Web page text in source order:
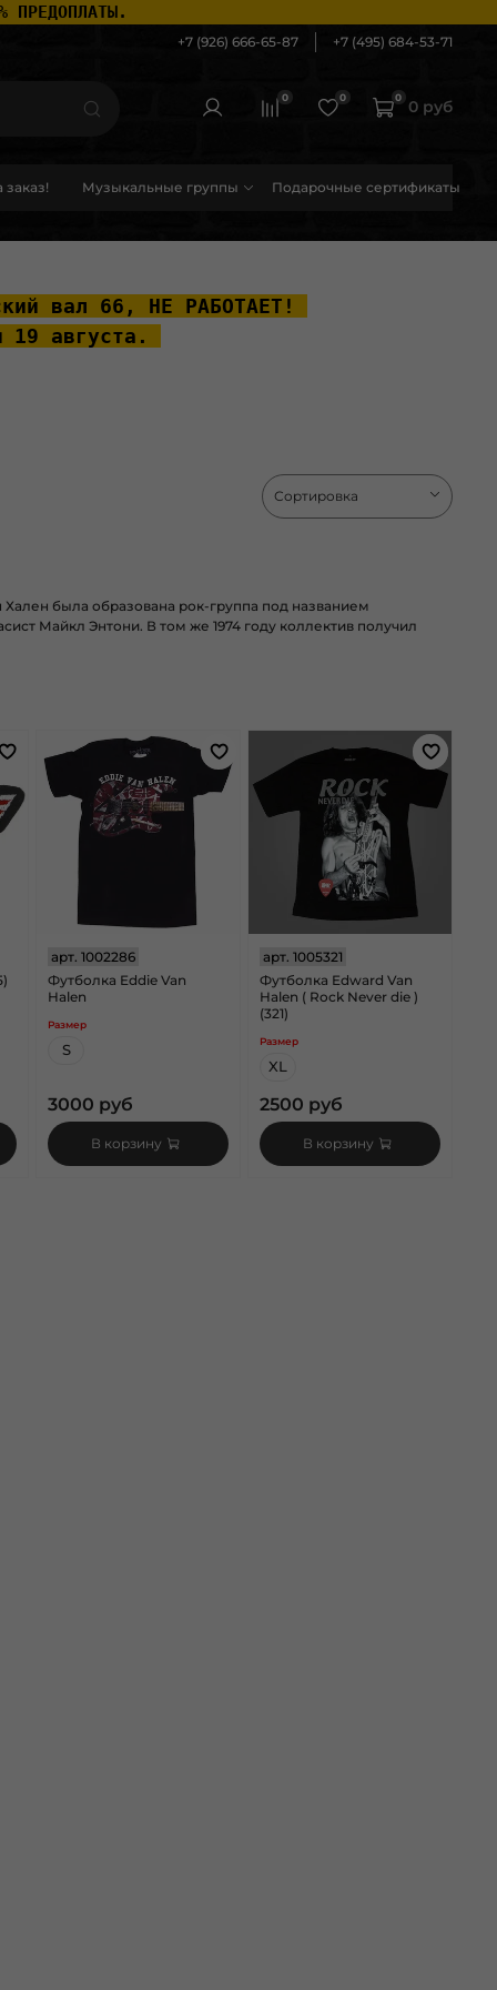
ПРЕДОПЛАТЫ.
+7 (926) 666-65-87 +7 (495) 684-53-71
0 0 0
0 руб
заказ! Музыкальные группы Подарочные сертификаты
вал 66, НЕ РАБОТАЕТ!
19 августа.
Хален была образована рок-группа под названием
Майкл Энтони. В том же 1974 году коллектив получил
арт.1002286
Футболка Eddie Van
Halen
Размер
S
3000 руб
В корзину
арт.1005321
Футболка Edward Van
Halen ( Rock Never die )
(321)
Размер
XL
2500 руб
В корзину